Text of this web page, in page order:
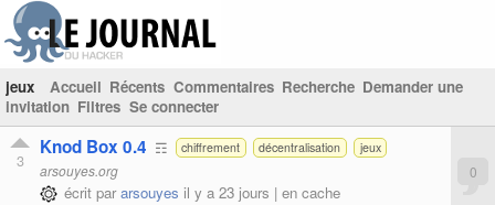
jeux Accueil Récents Commentaires Recherche Demander une
invitation Filtres Se connecter
3
Knod Box 0.4 ☶ chiffrement décentralisation jeux
arsouyes.org
écrit pararsouyes il y a 23 jours | en cache
0